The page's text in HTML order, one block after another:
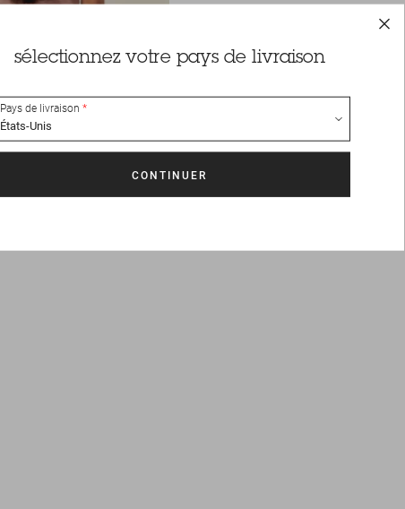
sélectionnez votre pays de livraison
Pays de livraison